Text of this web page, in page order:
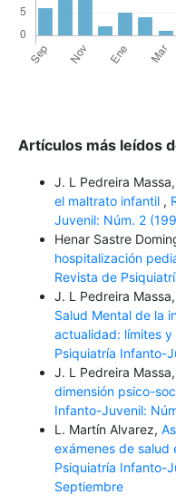
Artículos más leídos
J. L Pedreira Massa,
el maltrato infantil ,
Juvenil: Núm. 2
Henar Sastre
hospitalización
Revista de
J. L Pedreira Massa,
Salud Mental de la
actualidad: límites
Psiquiatría Infanto-
J. L Pedreira Massa,
dimensión psico-
Infanto-Juvenil:
L. Martín Alvarez,
exámenes de salud
Psiquiatría Infanto-
Septiembre